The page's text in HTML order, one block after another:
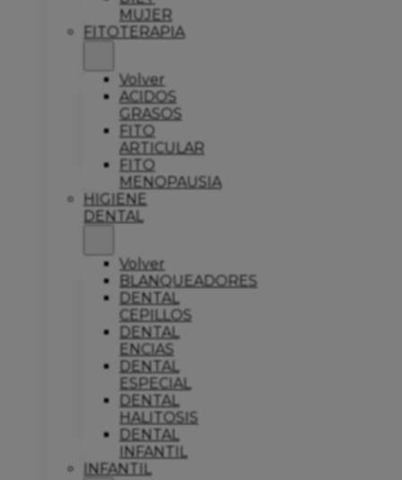
MUJER
FITOTERAPIA
Volver
ACIDOS
GRASOS
FITO
ARTICULAR
FITO
MENOPAUSIA
HIGIENE
DENTAL
Volver
BLANQUEADORES
DENTAL
CEPILLOS
DENTAL
ENCIAS
DENTAL
ESPECIAL
DENTAL
HALITOSIS
DENTAL
INFANTIL
INFANTIL